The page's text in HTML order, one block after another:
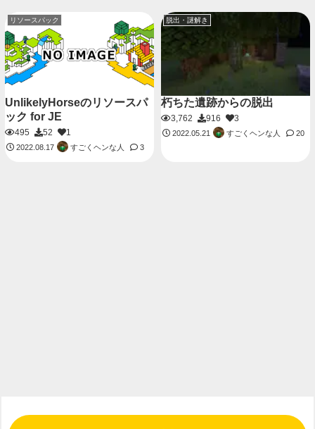
リソースパック
UnlikelyHorseのリソースパ
ック for JE
495 52 1
2022.08.17 すごくヘンな人 3
脱出・謎解き
朽ちた遺跡からの脱出
3,762 916 3
2022.05.21 すごくヘンな人 20